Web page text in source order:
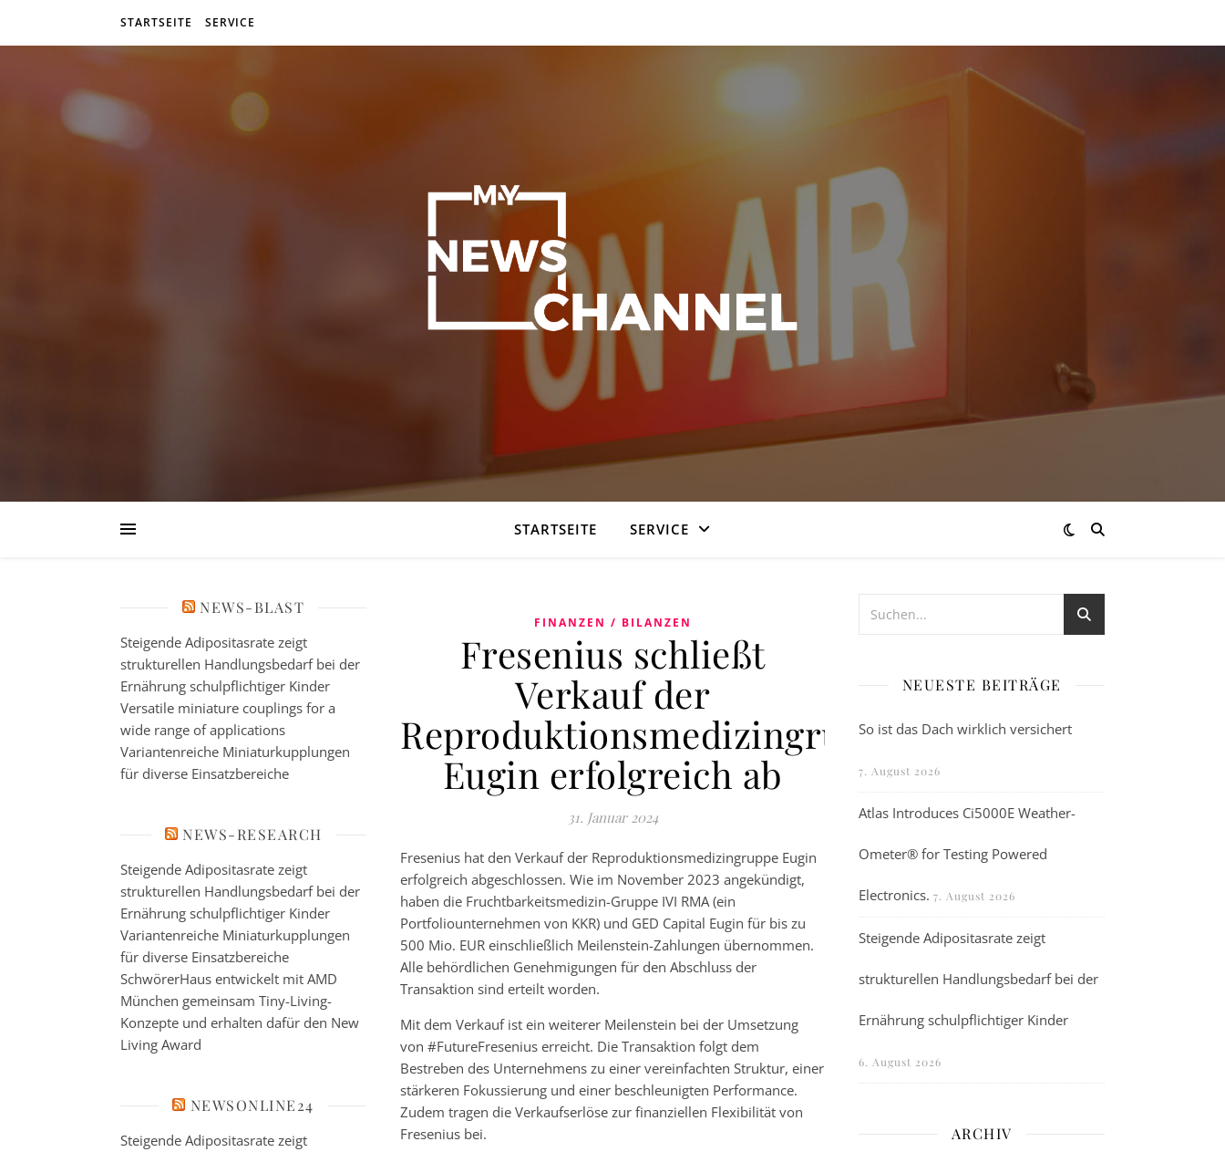
STARTSEITE SERVICE
STARTSEITE SERVICE
NEWS-BLAST
Steigende Adipositasrate zeigt
strukturellen Handlungsbedarf bei der
Ernährung schulpflichtiger Kinder
Versatile miniature couplings for a
wide range of applications
Variantenreiche Miniaturkupplungen
für diverse Einsatzbereiche
NEWS-RESEARCH
Steigende Adipositasrate zeigt
strukturellen Handlungsbedarf bei der
Ernährung schulpflichtiger Kinder
Variantenreiche Miniaturkupplungen
für diverse Einsatzbereiche
SchwörerHaus entwickelt mit AMD
München gemeinsam Tiny-Living-
Konzepte und erhalten dafür den New
Living Award
NEWSONLINE24
Steigende Adipositasrate zeigt
FINANZEN / BILANZEN
Fresenius schließt
Verkauf der
Reproduktionsmedizingruppe
Eugin erfolgreich ab
31. Januar 2024
Fresenius hat den Verkauf der Reproduktionsmedizingruppe Eugin
erfolgreich abgeschlossen. Wie im November 2023 angekündigt,
haben die Fruchtbarkeitsmedizin-Gruppe IVI RMA (ein
Portfoliounternehmen von KKR) und GED Capital Eugin für bis zu
500 Mio. EUR einschließlich Meilenstein-Zahlungen übernommen.
Alle behördlichen Genehmigungen für den Abschluss der
Transaktion sind erteilt worden.
Mit dem Verkauf ist ein weiterer Meilenstein bei der Umsetzung
von #FutureFresenius erreicht. Die Transaktion folgt dem
Bestreben des Unternehmens zu einer vereinfachten Struktur, einer
stärkeren Fokussierung und einer beschleunigten Performance.
Zudem tragen die Verkaufserlöse zur finanziellen Flexibilität von
Fresenius bei.
NEUESTE BEITRÄGE
So ist das Dach wirklich versichert
7. August 2026
Atlas Introduces Ci5000E Weather-
Ometer® for Testing Powered
Electronics. 7. August 2026
Steigende Adipositasrate zeigt
strukturellen Handlungsbedarf bei der
Ernährung schulpflichtiger Kinder
6. August 2026
ARCHIV